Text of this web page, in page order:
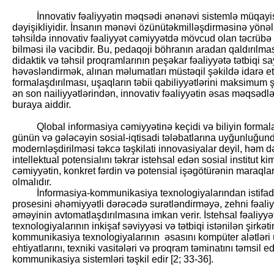
İnnovativ fəaliyyətin məqsədi ənənəvi sistemlə
dəyişikliyidir. İnsanın mənəvi özünütəkmilləşdirməsinə
təhsildə innovativ fəaliyyət cəmiyyətdə mövcud olan təcrübə
bilməsi ilə vacibdir. Bu, pedaqoji böhranın aradan
didaktik və təhsil proqramlarının peşəkar fəaliyyətə tətbiqi
həvəsləndirmək, alınan məlumatları müstəqil şəkildə idarə
formalaşdırılması, uşaqların təbii qabiliyyətlərini
ən son nailiyyətlərindən, innovativ fəaliyyətin əsas
buraya aiddir.
Qlobal informasiya cəmiyyətinə keçidi və biliyin
günün və gələcəyin sosial-iqtisadi tələbatlarına
modernləşdirilməsi təkcə təşkilati innovasiyalar deyil, həm
intellektual potensialını təkrar istehsal edən sosial institut
cəmiyyətin, konkret fərdin və potensial işəgötürənin
olmalıdır.
İnformasiya-kommunikasiya texnologiyalarından istifadə
prosesini əhəmiyyətli dərəcədə surətləndirməyə, zehni
əməyinin avtomatlaşdırılmasına imkan verir. İstehsal
texnologiyalarının inkişaf səviyyəsi və tətbiqi istənilən
kommunikasiya texnologiyalarının əsasını kompüter
ehtiyatlarını, texniki vasitələri və proqram təminatını təmsil
kommunikasiya sistemləri təşkil edir [2; 33-36].